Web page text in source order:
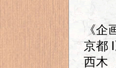
《企
京都 Ⅰ
西木